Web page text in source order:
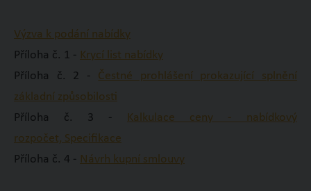
Výzva k podání nabídky
Příloha č. 1 - Krycí list nabídky
Příloha č. 2 - Čestné prohlášení prokazující splnění
základní způsobilosti
Příloha č. 3 -
Kalkulace ceny - nabídkový
rozpočet, Specifikace
Příloha č. 4 - Návrh kupní smlouvy